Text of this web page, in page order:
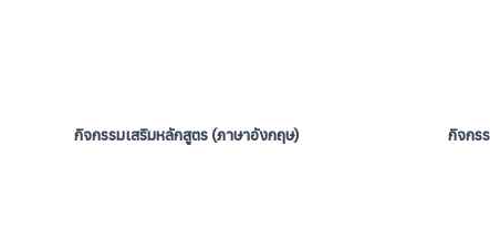
กิจกรรมเสริมหลักสูตร (ภาษาอังกฤษ) กิจกร